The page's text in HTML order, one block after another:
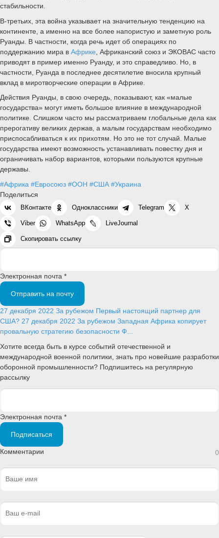
стабильности.
В-третьих, эта война указывает на значительную тенденцию на
континенте, а именно на все более напористую и заметную роль
Руанды. В частности, когда речь идет об операциях по
поддержанию мира в Африке , Африканский союз и ЭКОВАС часто
приводят в пример именно Руанду, и это справедливо. Но, в
частности, Руанда в последнее десятилетие вносила крупный
вклад в миротворческие операции в Африке.
Действия Руанды, в свою очередь, показывают, как «малые
государства» могут иметь большое влияние в международной
политике. Слишком часто мы рассматриваем глобальные дела как
прерогативу великих держав, а малым государствам необходимо
приспосабливаться к их прихотям. Но это не тот случай. Малые
государства имеют возможность устанавливать повестку дня и
ограничивать набор вариантов, которыми пользуются крупные
державы.
#Африка #Евросоюз #ООН #США #Украина
Поделиться
ВКонтакте Одноклассники Telegram X
Viber WhatsApp LiveJournal
Скопировать ссылку
Электронная почта *
Отправить на почту
27 декабря 2022 За рубежом Первый настоящий партнер для
США? 27 декабря 2022 За рубежом Западная Африка копирует
провальную стратегию безопасности Ф...
Хотите всегда быть в курсе событий отечественной и
международной военной политики, знать про новейшие разработки
оборонной промышленности? Подпишитесь на регулярную
рассылку
Электронная почта *
Подписаться
Комментарии 0